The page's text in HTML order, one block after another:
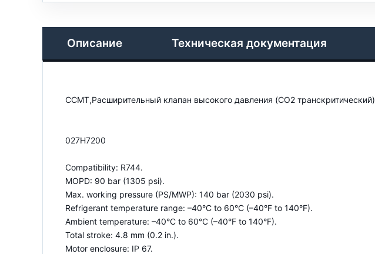
Описание Техническая документация
CCMT,Расширительный клапан высокого давления (CO2 транскритический)
027H7200
Compatibility: R744.
MOPD: 90 bar (1305 psi).
Max. working pressure (PS/MWP): 140 bar (2030 psi).
Refrigerant temperature range: –40°C to 60°C (–40°F to 140°F).
Ambient temperature: –40°C to 60°C (–40°F to 140°F).
Total stroke: 4.8 mm (0.2 in.).
Motor enclosure: IP 67.